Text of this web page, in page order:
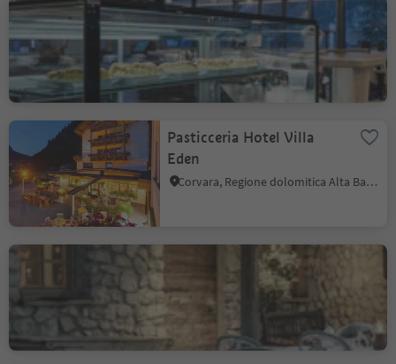
Bistro "La Scola"
Colfosco, Corvara, Regione dolomitica Alta Badia
Pasticceria Hotel Villa
Eden
Corvara, Regione dolomitica Alta Badia
L'Murin / Hotel La Perla